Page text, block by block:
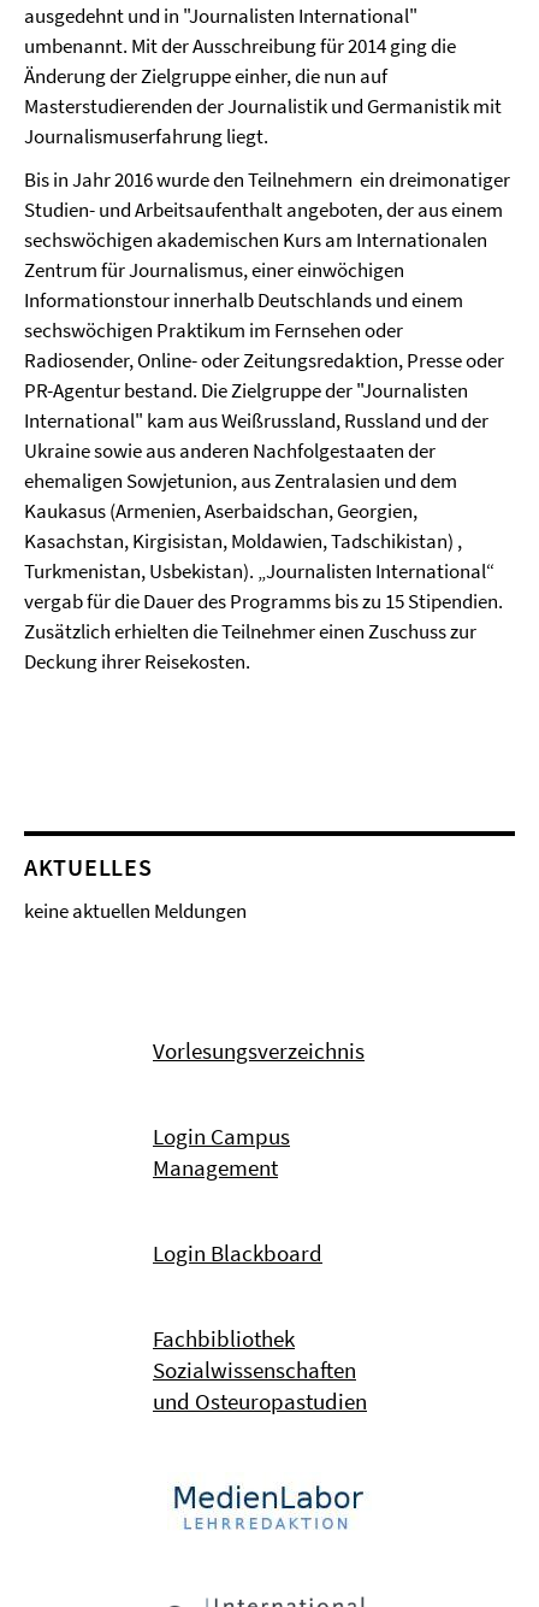
ausgedehnt und in "Journalisten International"
umbenannt. Mit der Ausschreibung für 2014 ging die
Änderung der Zielgruppe einher, die nun auf
Masterstudierenden derJournalistik und Germanistik mit
Journalismuserfahrung liegt.
Bis in Jahr 2016 wurde den Teilnehmern ein dreimonatiger
Studien- und Arbeitsaufenthalt angeboten, der aus einem
sechswöchigen akademischen Kurs am Internationalen
Zentrum für Journalismus, einer einwöchigen
Informationstour innerhalb Deutschlands und einem
sechswöchigen Praktikum im Fernsehen oder
Radiosender, Online- oder Zeitungsredaktion, Presse oder
PR-Agentur bestand. Die Zielgruppe der "Journalisten
International" kam aus Weißrussland, Russland und der
Ukraine sowie aus anderen Nachfolgestaaten der
ehemaligen Sowjetunion, aus Zentralasien und dem
Kaukasus (Armenien, Aserbaidschan, Georgien,
Kasachstan, Kirgisistan, Moldawien, Tadschikistan) ,
Turkmenistan, Usbekistan). „Journalisten International“
vergab für die Dauer des Programms bis zu 15 Stipendien.
Zusätzlich erhielten die Teilnehmer einen Zuschuss zur
Deckung ihrer Reisekosten.
AKTUELLES
keine aktuellen Meldungen
Vorlesungsverzeichnis
Login Campus
Management
Login Blackboard
Fachbibliothek
Sozialwissenschaften
und Osteuropastudien